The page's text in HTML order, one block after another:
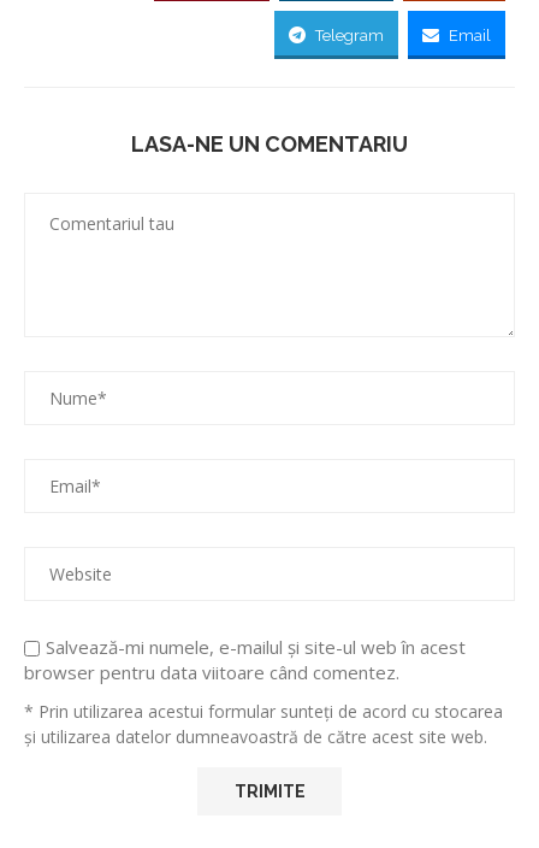
Telegram Email
LASA-NE UN COMENTARIU
Salvează-mi numele, e-mailul și site-ul web în acest
browser pentru data viitoare când comentez.
* Prin utilizarea acestui formular sunteți de acord cu stocarea
și utilizarea datelor dumneavoastră de către acest site web.